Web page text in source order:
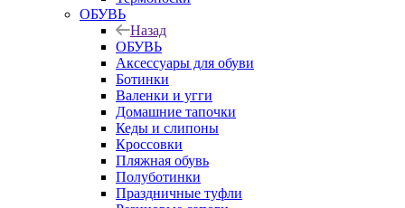
ОБУВЬ
Назад
ОБУВЬ
Аксессуары для обуви
Ботинки
Валенки и угги
Домашние тапочки
Кеды и слипоны
Кроссовки
Пляжная обувь
Полуботинки
Праздничные туфли